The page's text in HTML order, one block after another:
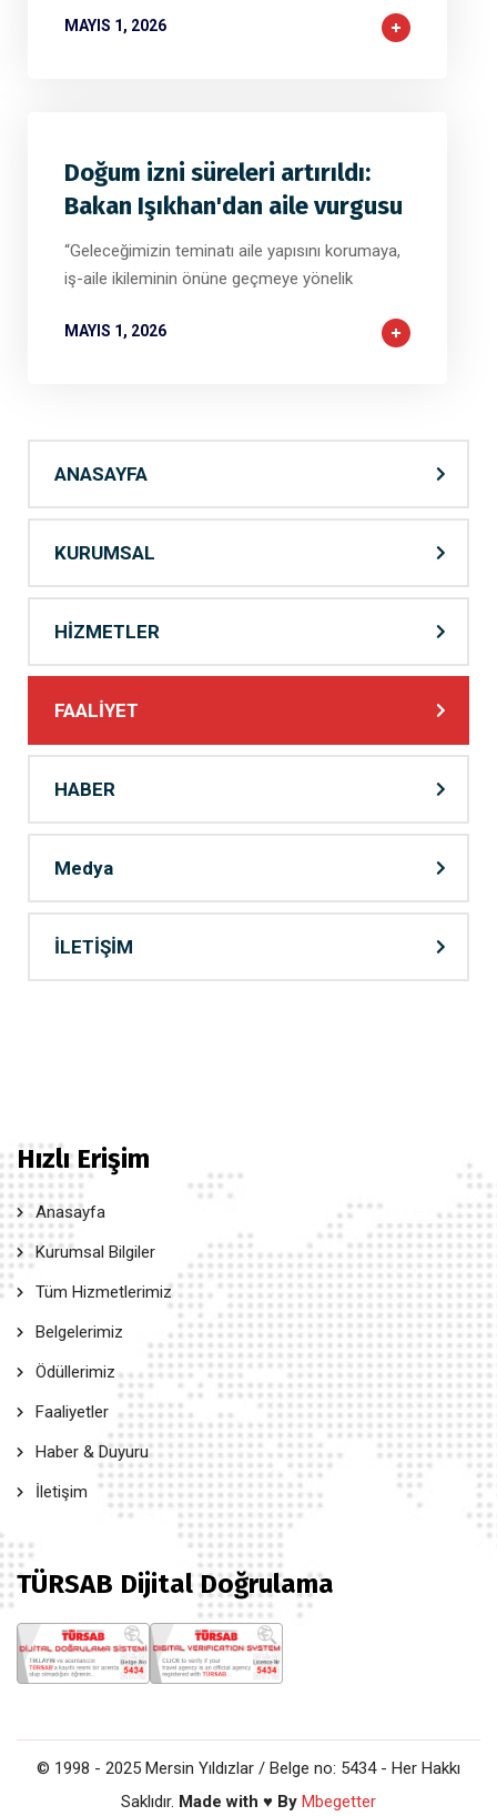
MAYIS 1, 2026
Doğum izni süreleri artırıldı:
Bakan Işıkhan'dan aile vurgusu
“Geleceğimizin teminatı aile yapısını korumaya,
iş-aile ikileminin önüne geçmeye yönelik
MAYIS 1, 2026
ANASAYFA
KURUMSAL
HİZMETLER
FAALİYET
HABER
Medya
İLETİŞİM
Hızlı Erişim
Anasayfa
Kurumsal Bilgiler
Tüm Hizmetlerimiz
Belgelerimiz
Ödüllerimiz
Faaliyetler
Haber & Duyuru
İletişim
TÜRSAB Dijital Doğrulama
© 1998 - 2025 Mersin Yıldızlar / Belge no: 5434 - Her Hakkı
Saklıdır. Made with ♥ By Mbegetter